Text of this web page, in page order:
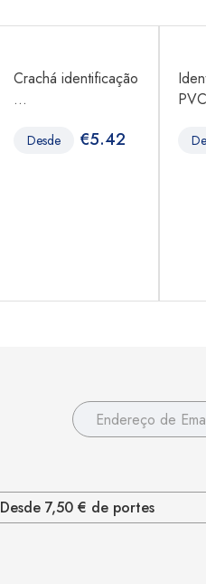
Crachá identificação
...
Desde €5.42
Desde 7,50 € de portes